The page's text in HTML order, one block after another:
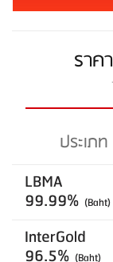
รา
ประเภท
LBMA
99.99% (Baht)
InterGold